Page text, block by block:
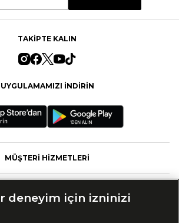
TAKİPTE KALIN
UYGULAMAMIZI İNDİRİN
MÜŞTERİ HİZMETLERİ
deneyim için izninizi